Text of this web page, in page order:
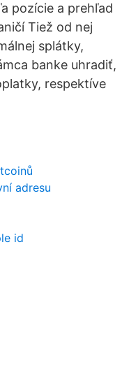
pozície a prehľad
Tiež od nej
splátky,
banke uhradiť,
respektíve
adresu
id